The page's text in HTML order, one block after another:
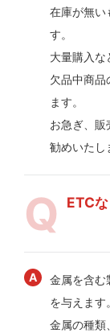
在庫が無い
す。
大量購入な
欠品中商品
ます。
お急ぎ、販
勧めいたし
ETC
金属を含む
を与えます。
金属の種類